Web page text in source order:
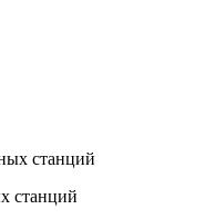
станций